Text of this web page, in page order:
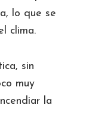
lo que se
clima.
sin
muy
la